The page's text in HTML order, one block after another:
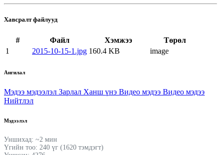
Хавсралт файлууд
# Файл Хэмжээ
Төрөл
1
2015-10-15-1.jpg 160.4 KB image
Ангилал
Мэдээ мэдээлэл Зарлал Ханш үнэ Видео мэдээ Видео мэдээ
Нийтлэл
Мэдээлэл
Уншихад: ~2 мин
Үгийн тоо: 240 үг (1620 тэмдэгт)